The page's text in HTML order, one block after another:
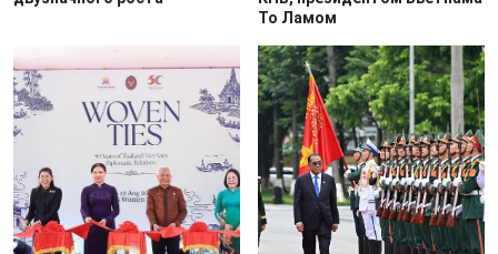
То Ламом